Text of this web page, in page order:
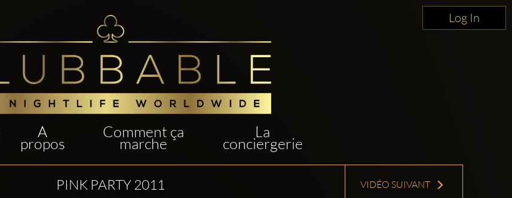
Log In
A
propos
Comment ça
marche
La
conciergerie
PINK PARTY 2011 VIDÉO SUIVANT